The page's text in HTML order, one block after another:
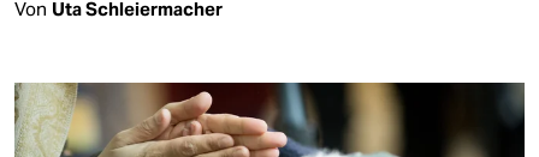
Von Uta Schleiermacher